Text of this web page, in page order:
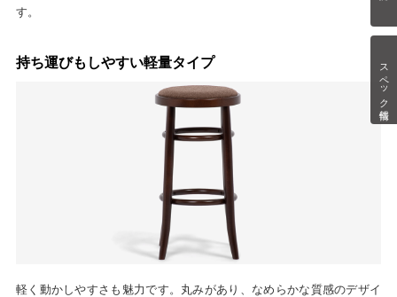
スペック情報
す。
持ち運びもしやすい軽量タイプ
軽く動かしやすさも魅力です。丸みがあり、なめらかな質感のデザイ